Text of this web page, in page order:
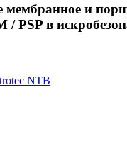
мембранное и
/ PSP в